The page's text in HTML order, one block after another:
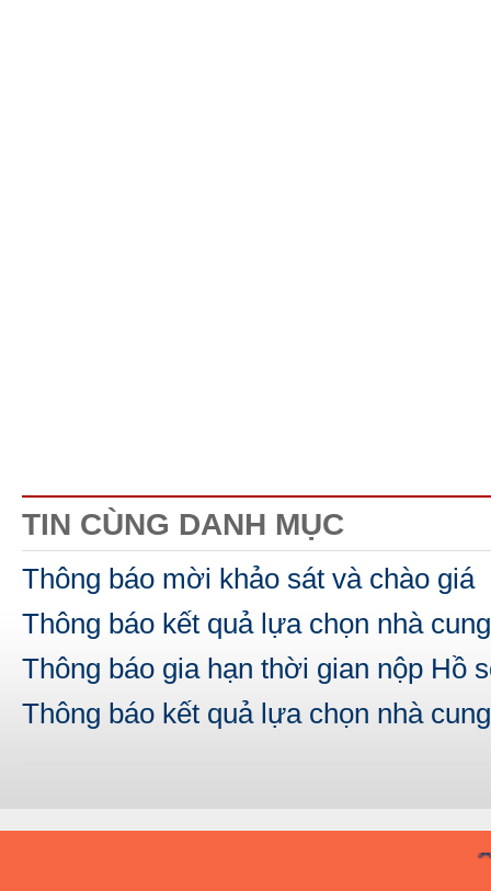
TIN CÙNG DANH MỤC
Thông báo mời khảo sát và chào giá
Thông báo kết quả lựa chọn nhà
Thông báo gia hạn thời gian nộp Hồ
Thông báo kết quả lựa chọn nhà